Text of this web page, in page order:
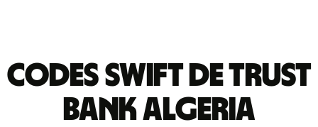
Codes Swift de TRUST
BANK ALGERIA